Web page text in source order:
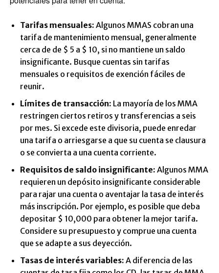
Tarifas mensuales: Algunos MMAS cobran una
tarifa de mantenimiento mensual, generalmente
cerca de de $ 5 a $ 10, si no mantiene un saldo
insignificante. Busque cuentas sin tarifas
mensuales o requisitos de exención fáciles de
reunir.
Límites de transacción: La mayoría de los MMA
restringen ciertos retiros y transferencias a seis
por mes. Si excede este divisoria, puede enredar
una tarifa o arriesgarse a que su cuenta se clausura
o se convierta a una cuenta corriente.
Requisitos de saldo insignificante: Algunos MMA
requieren un depósito insignificante considerable
para rajar una cuenta o aventajar la tasa de interés
más inscripción. Por ejemplo, es posible que deba
depositar $ 10,000 para obtener la mejor tarifa.
Considere su presupuesto y comprue una cuenta
que se adapte a sus deyección.
Tasas de interés variables: A diferencia de las